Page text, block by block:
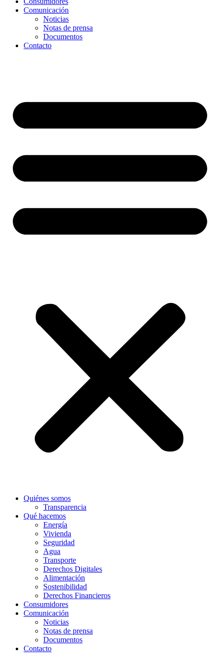
Comunicación
Noticias
Notas de prensa
Documentos
Contacto
Quiénes somos
Transparencia
Qué hacemos
Energía
Vivienda
Seguridad
Agua
Transporte
Derechos Digitales
Alimentación
Sostenibilidad
Derechos Financieros
Consumidores
Comunicación
Noticias
Notas de prensa
Documentos
Contacto